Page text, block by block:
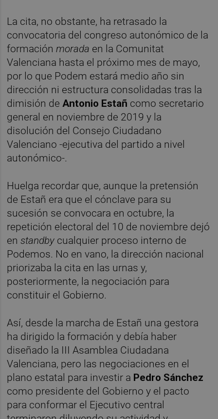
La cita, no obstante, ha retrasado la
convocatoria del congreso autonómico de la
formaciónmorada en la Comunitat
Valenciana hasta el próximo mes de mayo,
por lo que Podem estará medio año sin
dirección ni estructura consolidadas tras la
dimisión de Antonio Estañ como secretario
general en noviembre de 2019 y la
disolución del Consejo Ciudadano
Valenciano -ejecutiva del partido a nivel
autonómico-.
Huelga recordar que, aunque la pretensión
de Estañ era que el cónclave para su
sucesión se convocara en octubre, la
repetición electoral del 10 de noviembre dejó
enstandby cualquier proceso interno de
Podemos. No en vano, la dirección nacional
priorizaba la cita en las urnas y,
posteriormente, la negociación para
constituir el Gobierno.
Así, desde la marcha de Estañ una gestora
ha dirigido la formación y debía haber
diseñado la III Asamblea Ciudadana
Valenciana, pero las negociaciones en el
plano estatal para investir a Pedro Sánchez
como presidente del Gobierno y el pacto
para conformar el Ejecutivo central